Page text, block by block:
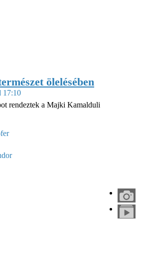
ölelésében
17:10
rendeztek a Majki Kamalduli